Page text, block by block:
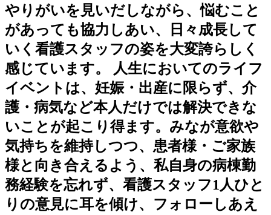
やりがいを見いだしながら、悩むこと
があっても協力しあい、日々成長して
いく看護スタッフの姿を大変誇らしく
感じています。 人生においてのライフ
イベントは、妊娠・出産に限らず、介
護・病気など本人だけでは解決できな
いことが起こり得ます。みなが意欲や
気持ちを維持しつつ、患者様・ご家族
様と向き合えるよう、私自身の病棟勤
務経験を忘れず、看護スタッフ1人ひと
りの意見に耳を傾け、フォローしあえ